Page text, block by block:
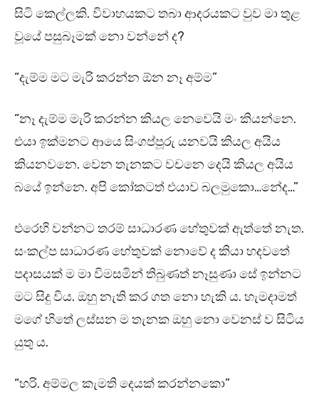
සිටි කෙල්ලකි. විවාහයකට තබා ආදරයකට වුව මා තුළ
වූයේ පසුබෑමක් නො වන්නේ ද?
“දැම්ම මට මැරි කරන්න ඕන නෑ අම්ම”
“නෑ දැම්ම මැරි කරන්න කියල නෙවෙයි මං කියන්නෙ.
එයා ඉක්මනට ආයෙ සිංගප්පූරු යනවයි කියල අයිය
කියනවනෙ. වෙන තැනකට වචනෙ දෙයි කියල අයිය
බයේ ඉන්නෙ. අපි කෝකටත් එයාව බලමුකො…නේද…”
එරෙහි වන්නට තරම් සාධාරණ හේතුවක් ඇත්තේ නැත.
සංකල්ප සාධාරණ හේතුවක් නොවේ ද කියා හදවතේ
පදාසයක් ම මා විමසමින් තිබුණත් නෑසුණා සේ ඉන්නට
මට සිදු විය. ඔහු නැති කර ගත නො හැකි ය. හැමදාමත්
මගේ හිතේ ලස්සන ම තැනක ඔහු නො වෙනස් ව සිටිය
යුතු ය.
“හරි. අම්මල කැමති දෙයක් කරන්නකො”